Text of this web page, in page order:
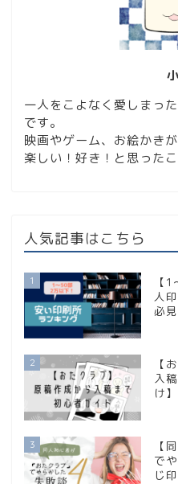
一人をこよなく愛しまっ
です。
映画やゲーム、お絵かきが
楽しい！好き！と思った
人気記事はこちら
1
【
人
必見
2
【
入
け】
3
【
で
じ印